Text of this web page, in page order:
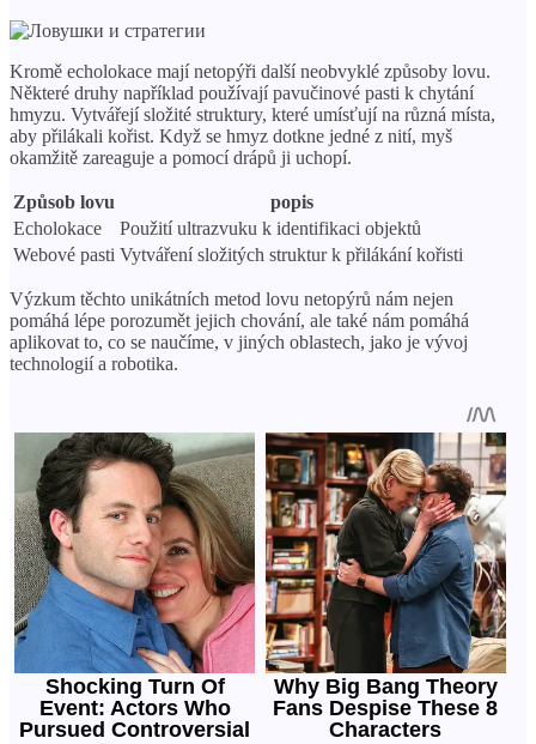
Kromě echolokace mají netopýři další neobvyklé způsoby lovu.
Některé druhy například používají pavučinové pasti k chytání
hmyzu. Vytvářejí složité struktury, které umísťují na různá místa,
aby přilákali kořist. Když se hmyz dotkne jedné z nití, myš
okamžitě zareaguje a pomocí drápů ji uchopí.
Způsob lovu
popis
Echolokace
Použití ultrazvuku k identifikaci objektů
Webové pasti Vytváření složitých struktur k přilákání kořisti
Výzkum těchto unikátních metod lovu netopýrů nám nejen
pomáhá lépe porozumět jejich chování, ale také nám pomáhá
aplikovat to, co se naučíme, v jiných oblastech, jako je vývoj
technologií a robotika.